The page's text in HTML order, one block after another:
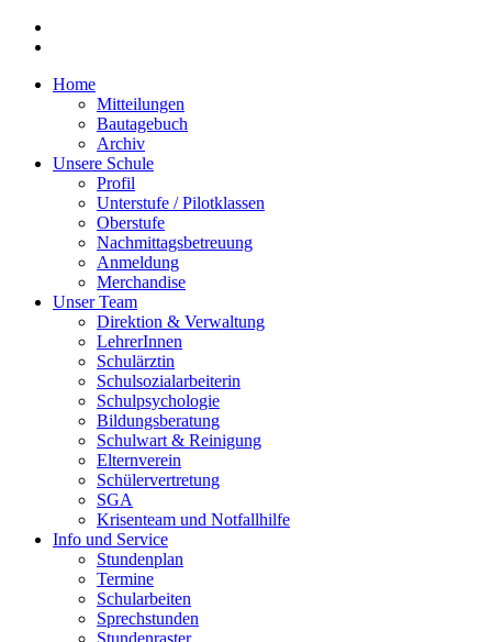
Home
Mitteilungen
Bautagebuch
Archiv
Unsere Schule
Profil
Unterstufe / Pilotklassen
Oberstufe
Nachmittagsbetreuung
Anmeldung
Merchandise
Unser Team
Direktion & Verwaltung
LehrerInnen
Schulärztin
Schulsozialarbeiterin
Schulpsychologie
Bildungsberatung
Schulwart & Reinigung
Elternverein
Schülervertretung
SGA
Krisenteam und Notfallhilfe
Info und Service
Stundenplan
Termine
Schularbeiten
Sprechstunden
Stundenraster